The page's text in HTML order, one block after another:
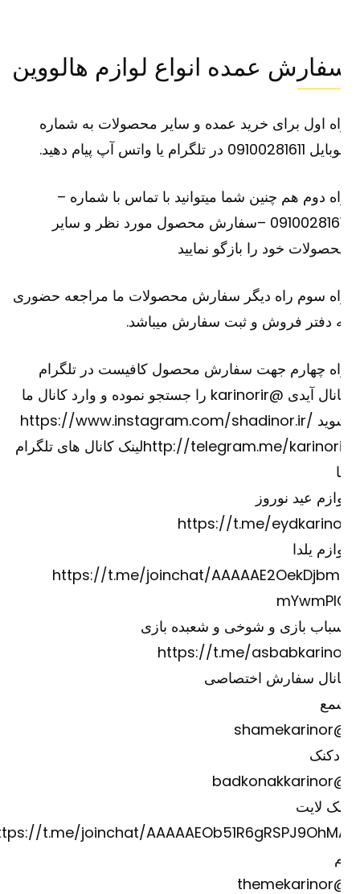
عمده انواع لوازم هالووین
اول برای خرید عمده و سایر محصولات به شماره
در تلگرام یا واتس آپ پیام دهید.
دوم هم چنین شما میتوانید با تماس با شماره –
09100281611 –سفارش محصول مورد نظر و سایر
خود را بازگو نمایید
سوم راه دیگر سفارش محصولات ما مراجعه حضوری
دفتر فروش و ثبت سفارش میباشد.
چهارم جهت سفارش محصول کافیست در تلگرام
کانال آیدی @karinorir را جستجو نموده و وارد کانال ما
https://www.instagram.com/shadinor.ir/
http://telegram.me/لینک کانال های تلگرام
عید نوروز
https://t.me/
یلدا
https://t.me/joinchat/
بازی و شوخی و شعبده بازی
https://t.me/
سفارش اختصاصی
لایت
https://t.me/joinchat/